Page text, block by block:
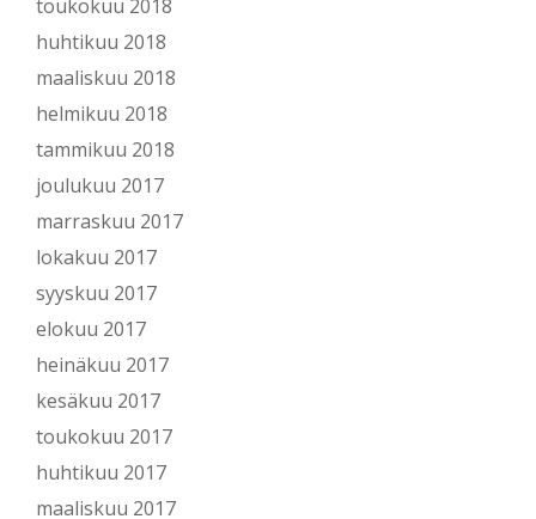
toukokuu 2018
huhtikuu 2018
maaliskuu 2018
helmikuu 2018
tammikuu 2018
joulukuu 2017
marraskuu 2017
lokakuu 2017
syyskuu 2017
elokuu 2017
heinäkuu 2017
kesäkuu 2017
toukokuu 2017
huhtikuu 2017
maaliskuu 2017